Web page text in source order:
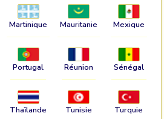
Martinique Mauritanie Mexique
Portugal Réunion Sénégal
Thaïlande Tunisie Turquie